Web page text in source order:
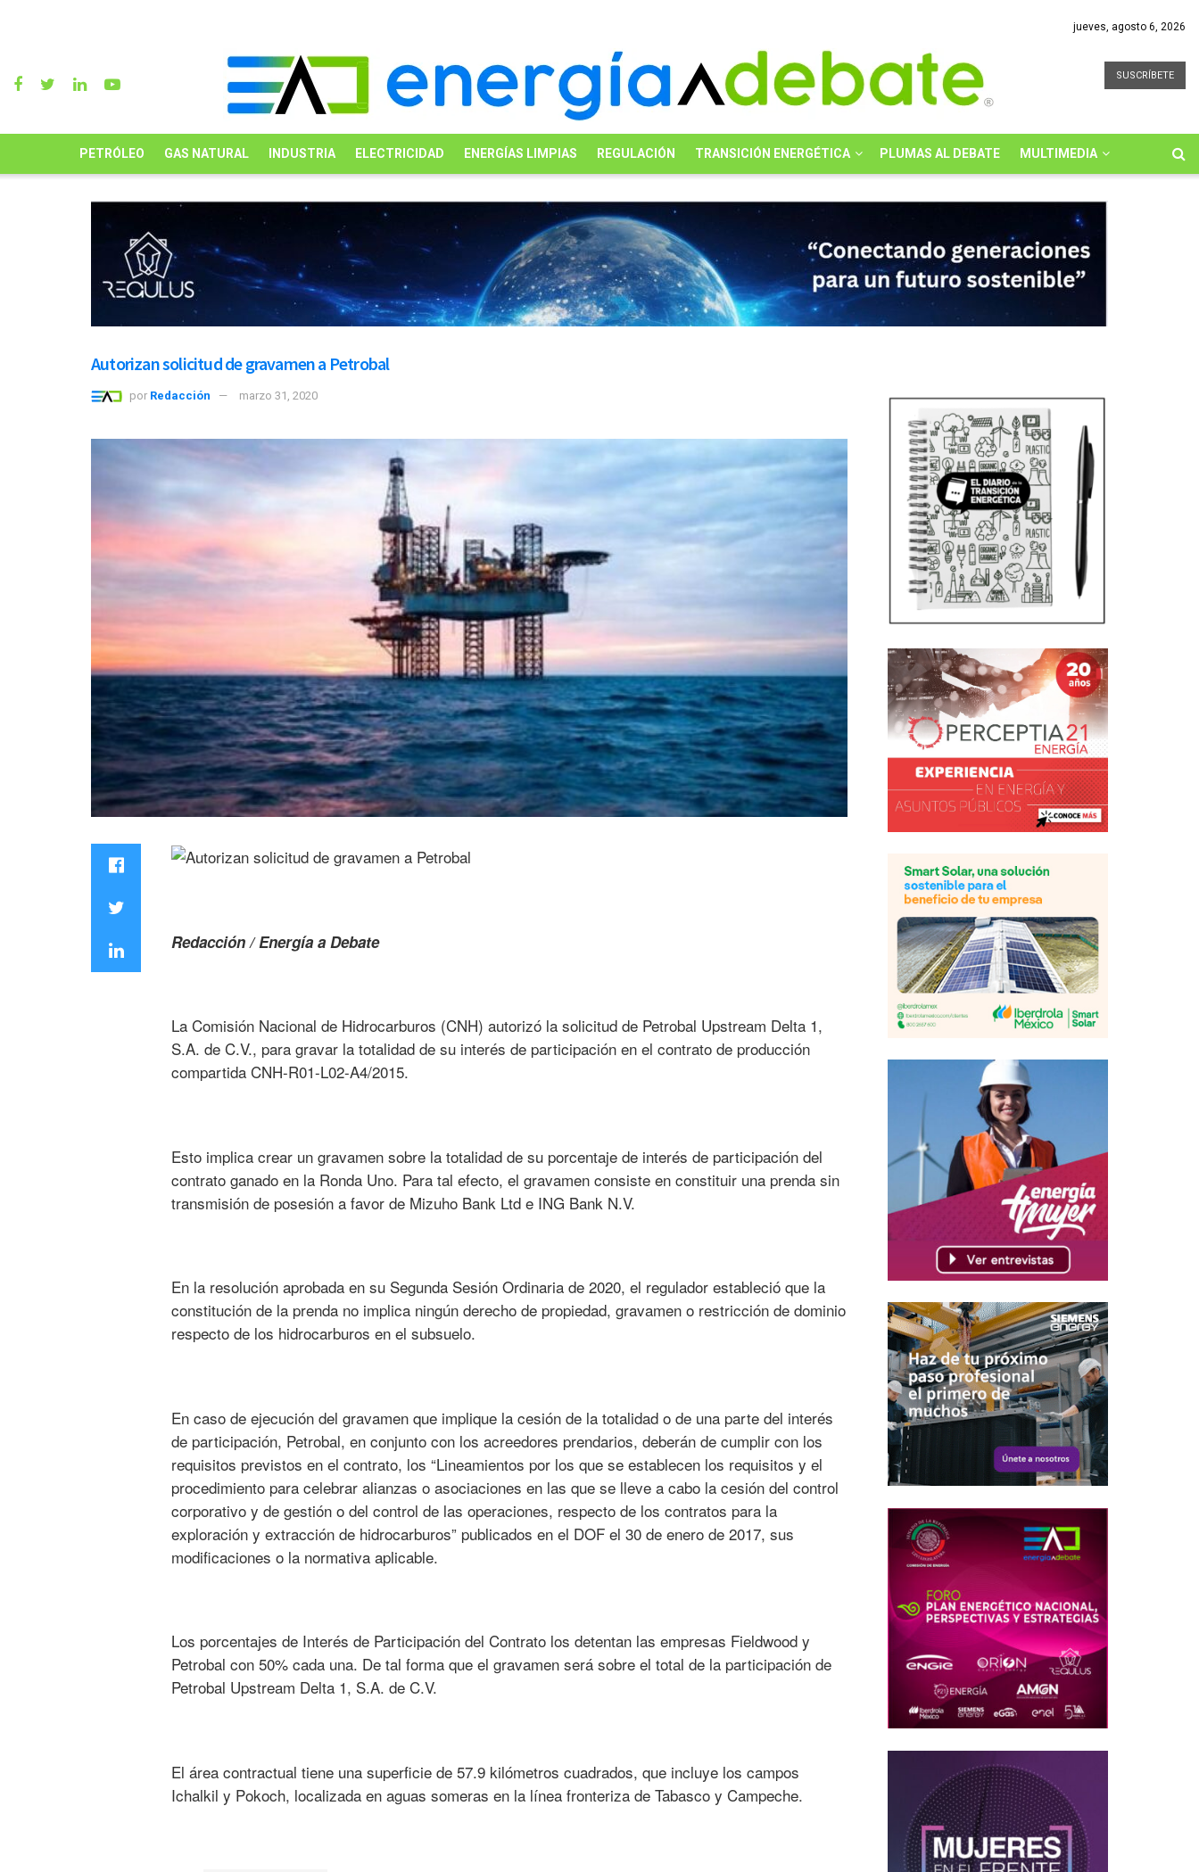
jueves, agosto 6, 2026
SUSCRÍBETE
PETRÓLEO GAS NATURAL INDUSTRIA ELECTRICIDAD ENERGÍAS LIMPIAS REGULACIÓN TRANSICIÓN ENERGÉTICA PLUMAS AL DEBATE MULTIMEDIA
Autorizan solicitud de gravamen a Petrobal
por Redacción marzo 31, 2020
Redacción / Energía a Debate
La Comisión Nacional de Hidrocarburos (CNH) autorizó la solicitud de Petrobal Upstream Delta 1,
S.A. de C.V., para gravar la totalidad de su interés de participación en el contrato de producción
compartida CNH-R01-L02-A4/2015.
Esto implica crear un gravamen sobre la totalidad de su porcentaje de interés de participación del
contrato ganado en la Ronda Uno. Para tal efecto, el gravamen consiste en constituir una prenda sin
transmisión de posesión a favor de Mizuho Bank Ltd e ING Bank N.V.
En la resolución aprobada en su Segunda Sesión Ordinaria de 2020, el regulador estableció que la
constitución de la prenda no implica ningún derecho de propiedad, gravamen o restricción de dominio
respecto de los hidrocarburos en el subsuelo.
En caso de ejecución del gravamen que implique la cesión de la totalidad o de una parte del interés
de participación, Petrobal, en conjunto con los acreedores prendarios, deberán de cumplir con los
requisitos previstos en el contrato, los “Lineamientos por los que se establecen los requisitos y el
procedimiento para celebrar alianzas o asociaciones en las que se lleve a cabo la cesión del control
corporativo y de gestión o del control de las operaciones, respecto de los contratos para la
exploración y extracción de hidrocarburos” publicados en el DOF el 30 de enero de 2017, sus
modificaciones o la normativa aplicable.
Los porcentajes de Interés de Participación del Contrato los detentan las empresas Fieldwood y
Petrobal con 50% cada una. De tal forma que el gravamen será sobre el total de la participación de
Petrobal Upstream Delta 1, S.A. de C.V.
El área contractual tiene una superficie de 57.9 kilómetros cuadrados, que incluye los campos
Ichalkil y Pokoch, localizada en aguas someras en la línea fronteriza de Tabasco y Campeche.